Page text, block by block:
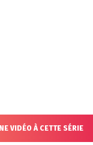
VIDÉO À CETTE SÉRIE